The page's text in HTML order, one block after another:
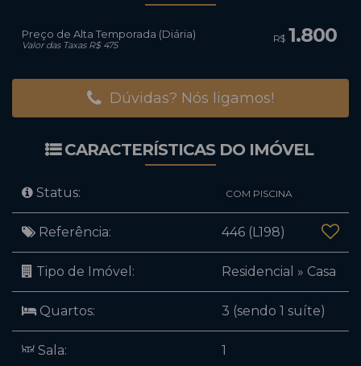
R$ 1.800
Preço de Alta Temporada (Diária)
Valor das Taxas R$ 475
Dúvidas? Nós ligamos!
CARACTERÍSTICAS DO IMÓVEL
Status: COM PISCINA
Referência: 446 (L198)
Tipo de Imóvel: Residencial » Casa
Quartos: 3 (sendo 1 suíte)
Sala: 1